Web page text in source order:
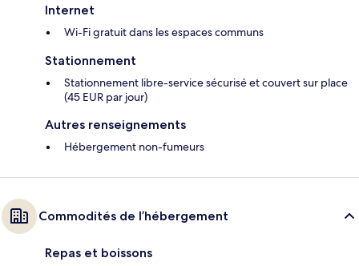
Internet
Wi-Fi gratuit dans les espaces communs
Stationnement
Stationnement libre-service sécurisé et couvert sur place
(45 EUR par jour)
Autres renseignements
Hébergement non-fumeurs
Commodités de l’hébergement
Repas et boissons